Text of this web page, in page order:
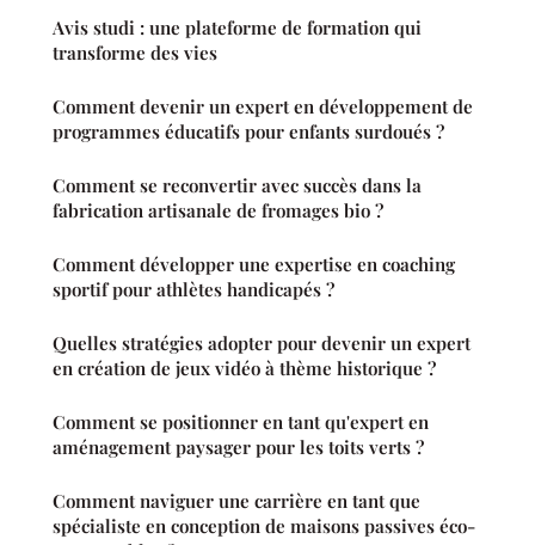
Avis studi : une plateforme de formation qui
transforme des vies
Comment devenir un expert en développement de
programmes éducatifs pour enfants surdoués ?
Comment se reconvertir avec succès dans la
fabrication artisanale de fromages bio ?
Comment développer une expertise en coaching
sportif pour athlètes handicapés ?
Quelles stratégies adopter pour devenir un expert
en création de jeux vidéo à thème historique ?
Comment se positionner en tant qu'expert en
aménagement paysager pour les toits verts ?
Comment naviguer une carrière en tant que
spécialiste en conception de maisons passives éco-